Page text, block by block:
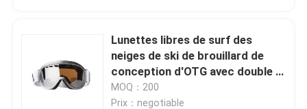
Lunettes libres de surf des
neiges de ski de brouillard de
conception d'OTG avec double -
lentille de couche
MOQ：200
Prix：negotiable